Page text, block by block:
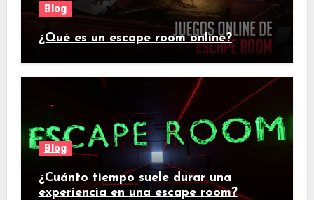
Blog
¿Qué es un escape room online?
Blog
¿Cuánto tiempo suele durar una
experiencia en una escape room?